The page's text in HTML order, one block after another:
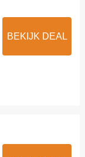
BEKIJK DEAL